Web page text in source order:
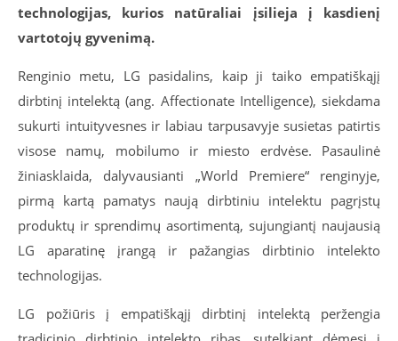
technologijas, kurios natūraliai įsilieja į kasdienį
vartotojų gyvenimą.
Renginio metu, LG pasidalins, kaip ji taiko empatiškąjį
dirbtinį intelektą (ang. Affectionate Intelligence), siekdama
sukurti intuityvesnes ir labiau tarpusavyje susietas patirtis
visose namų, mobilumo ir miesto erdvėse. Pasaulinė
žiniasklaida, dalyvausianti „World Premiere“ renginyje,
pirmą kartą pamatys naują dirbtiniu intelektu pagrįstų
produktų ir sprendimų asortimentą, sujungiantį naujausią
LG aparatinę įrangą ir pažangias dirbtinio intelekto
technologijas.
LG požiūris į empatiškąjį dirbtinį intelektą peržengia